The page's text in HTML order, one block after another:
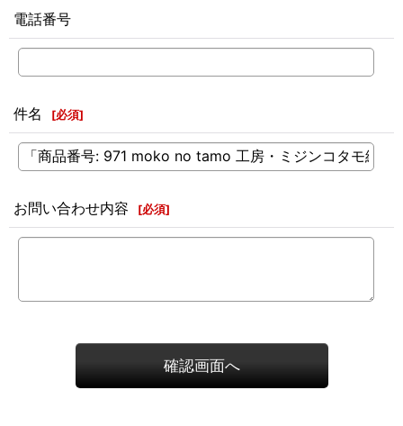
電話番号
件名 [必須]
お問い合わせ内容 [必須]
確認画面へ